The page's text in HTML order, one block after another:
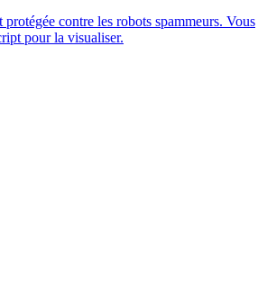
protégée contre les robots spammeurs. Vous
pour la visualiser.